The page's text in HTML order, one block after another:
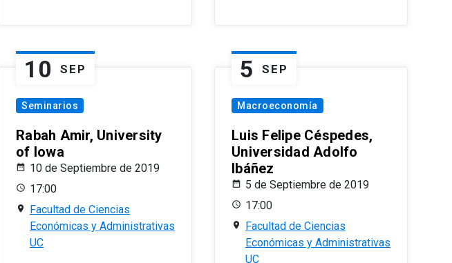
10 SEP
Seminarios
Rabah Amir, University
of Iowa
10 de Septiembre de 2019
17:00
Facultad de Ciencias
Económicas y Administrativas
UC
5 SEP
Macroeconomía
Luis Felipe Céspedes,
Universidad Adolfo
Ibáñez
5 de Septiembre de 2019
17:00
Facultad de Ciencias
Económicas y Administrativas
UC